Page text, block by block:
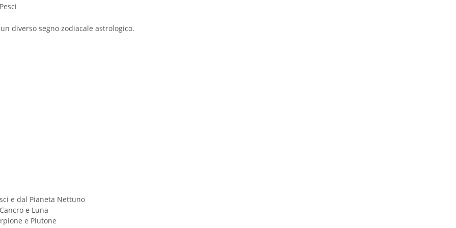
diverso segno zodiacale astrologico.
e dal Pianeta Nettuno
e Luna
e Plutone